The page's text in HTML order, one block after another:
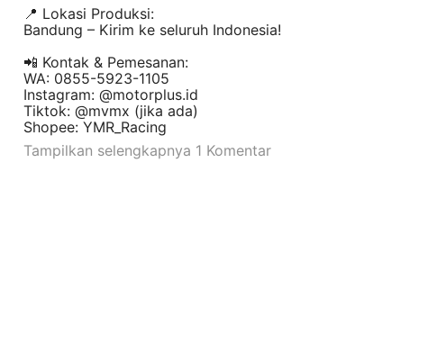
📍 Lokasi Produksi:
Bandung – Kirim ke seluruh Indonesia!
📲 Kontak & Pemesanan:
WA: 0855-5923-1105
Instagram: @motorplus.id
Tiktok: @mvmx (jika ada)
Shopee: YMR_Racing